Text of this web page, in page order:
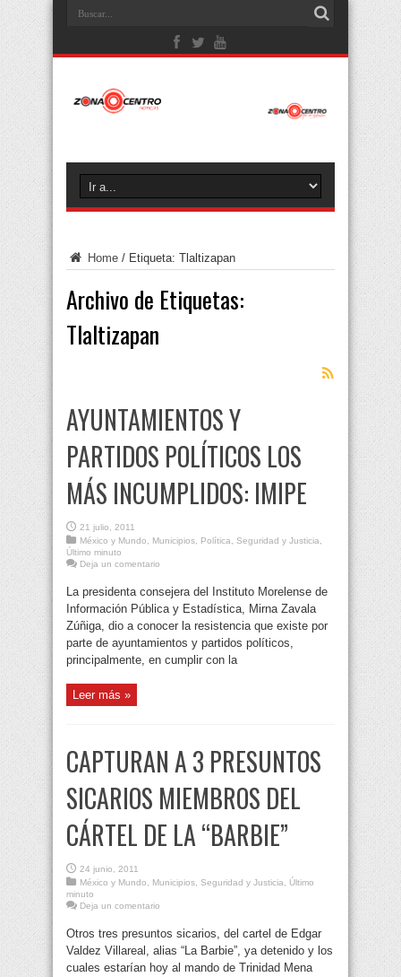
Home / Etiqueta: Tlaltizapan
Archivo de Etiquetas:
Tlaltizapan
AYUNTAMIENTOS Y
PARTIDOS POLÍTICOS LOS
MÁS INCUMPLIDOS: IMIPE
21 julio, 2011
México y Mundo, Municipios, Política, Seguridad y Justicia,
Último minuto
Deja un comentario
La presidenta consejera del Instituto Morelense de
Información Pública y Estadística, Mirna Zavala
Zúñiga, dio a conocer la resistencia que existe por
parte de ayuntamientos y partidos políticos,
principalmente, en cumplir con la
Leer más »
CAPTURAN A 3 PRESUNTOS
SICARIOS MIEMBROS DEL
CÁRTEL DE LA “BARBIE”
24 junio, 2011
México y Mundo, Municipios, Seguridad y Justicia, Último
minuto
Deja un comentario
Otros tres presuntos sicarios, del cartel de Edgar
Valdez Villareal, alias “La Barbie”, ya detenido y los
cuales estarían hoy al mando de Trinidad Mena